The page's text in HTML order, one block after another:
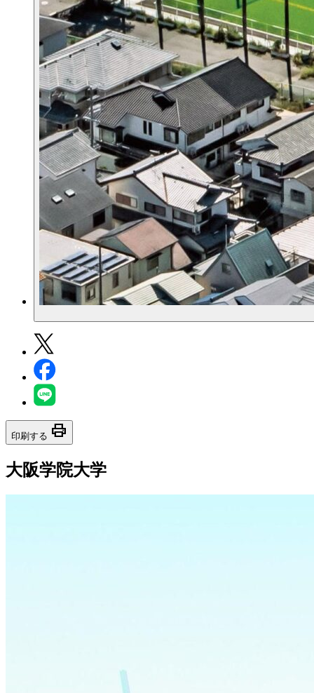
印刷する print
大阪学院大学